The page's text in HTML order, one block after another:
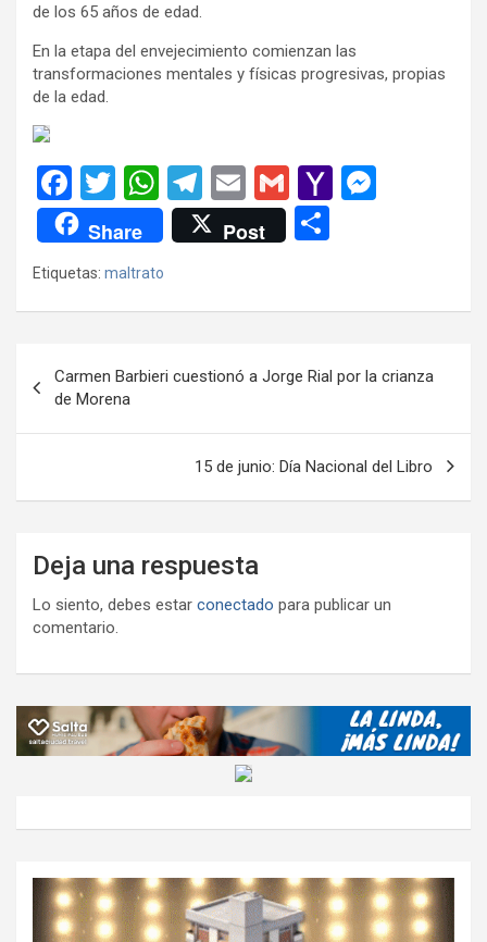
de los 65 años de edad.
En la etapa del envejecimiento comienzan las
transformaciones mentales y físicas progresivas, propias
de la edad.
F
a
ce
b
o
k
T
wi
tt
er
W
h
at
s
A
p
T
el
e
a
E
m
ail
G
m
ail
Y
o
ail
g
Share Post
ar
tir
Etiquetas: maltrato
de
entradas
Carmen Barbieri cuestionó a Jorge Rial por la crianza
de Morena
15 de junio: Día Nacional del Libro
Deja una respuesta
Lo siento, debes estar conectado para publicar un
comentario.